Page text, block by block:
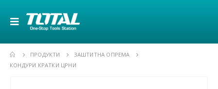
ПРОДУКТИ
ЗАШТИТНА ОПРЕМА
КОНДУРИ КРАТКИ ЦРНИ